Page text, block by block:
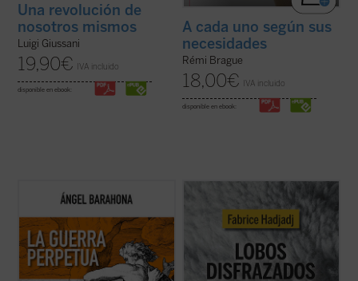
Una revolución de
nosotros mismos
Luigi Giussani
19,90€ IVA incluido
disponible en ebook:
A cada uno según sus
necesidades
Rémi Brague
18,00€ IVA incluido
disponible en ebook:
Las preguntas que surgen en este ensayo
son inquietantes: ¿por qué la hostilidad
permanente a lo largo de la historia de la
humanidad y podemos sospechar que lo
seguirá siendo? ¿Por qué la actividad ...(ver
ficha)
lobos se disfrazan de corderos». Una
denuncia de la mentira, la impostura y la
credulidad. Un alegato a favor de la fe. Un
ensayo vigorizante, ejemplar por su ...